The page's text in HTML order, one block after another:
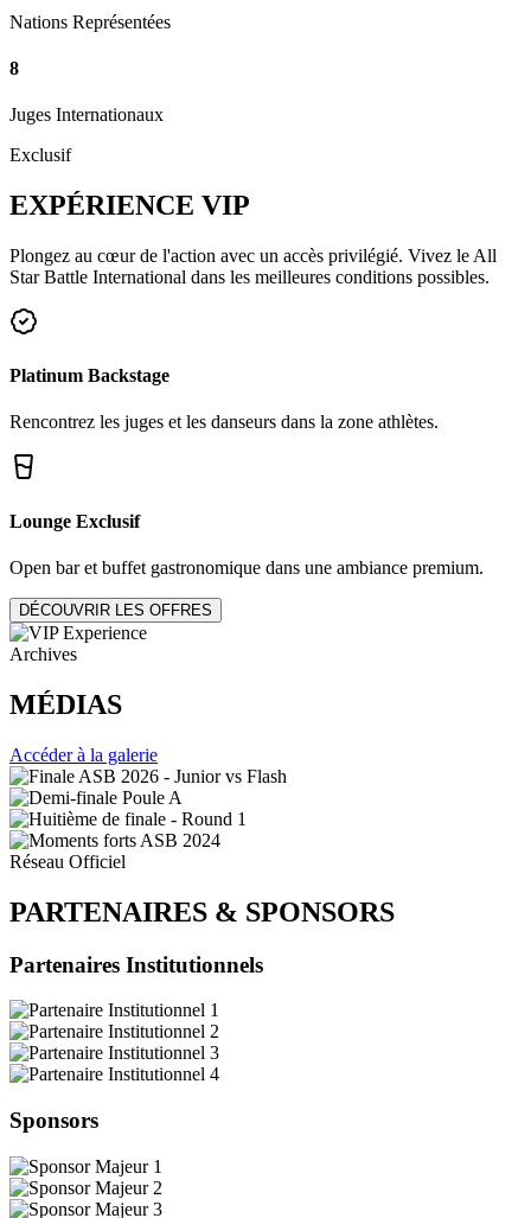
Nations Représentées
8
Juges Internationaux
Exclusif
EXPÉRIENCE VIP
Plongez au cœur de l'action avec un accès privilégié. Vivez le All
Star Battle International dans les meilleures conditions possibles.
Platinum Backstage
Rencontrez les juges et les danseurs dans la zone athlètes.
Lounge Exclusif
Open bar et buffet gastronomique dans une ambiance premium.
DÉCOUVRIR LES OFFRES
Archives
MÉDIAS
Accéder à la galerie
Réseau Officiel
PARTENAIRES & SPONSORS
Partenaires Institutionnels
Sponsors